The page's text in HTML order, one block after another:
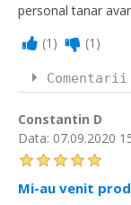
personal tanar
(1 ) (1 )
Constantin D
Data: 07.09.2020
Mi-au venit